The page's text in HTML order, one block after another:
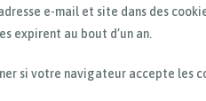
e-mail et site dans des
expirent au bout d’un an.
si votre navigateur accepte les